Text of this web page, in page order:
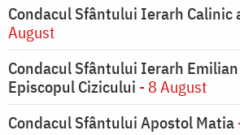
Condacul Sfântului Ierarh Calinic
August
Condacul Sfântului Ierarh
Episcopul Cizicului - 8 August
Condacul Sfântului Apostol Matia